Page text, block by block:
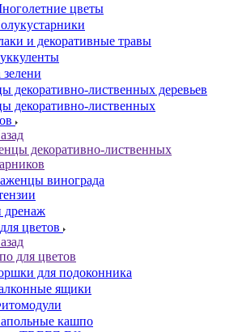
цветы
и декоративные травы
зелени
декоративно-лиственных деревьев
декоративно-лиственных
декоративно-лиственных
винограда
дренаж
цветов
для цветов
для подоконника
ящики
кашпо